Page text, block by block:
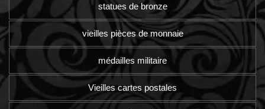
statues de bronze
vieilles pièces de monnaie
médailles militaire
Vieilles cartes postales